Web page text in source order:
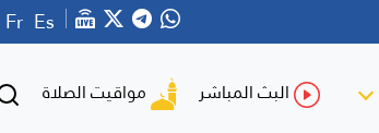
Fr Es
البث المباشر مواقيت الصلاة